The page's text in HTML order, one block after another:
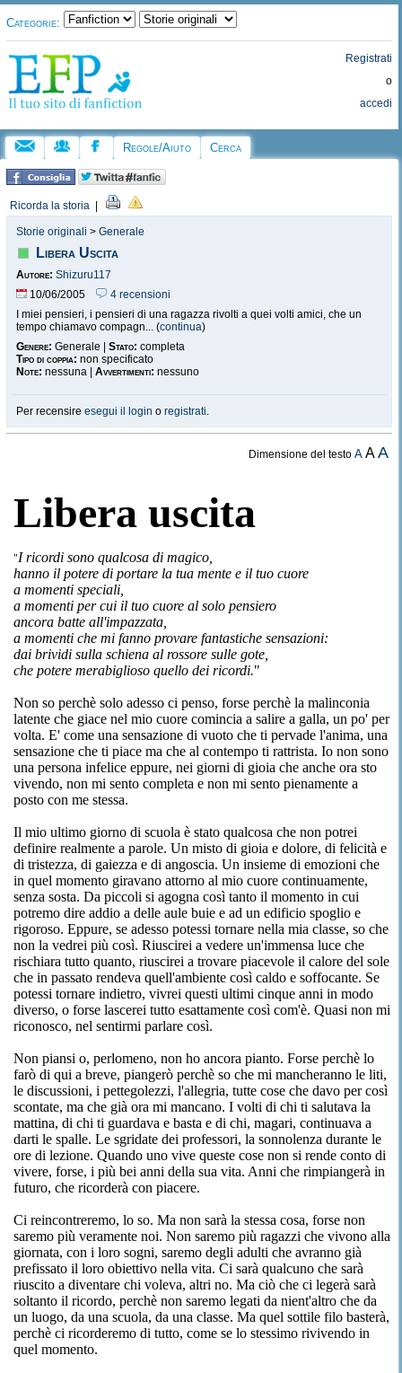
Categorie:
Registrati
o
accedi
Regole/Aiuto Cerca
Ricorda la storia
Storie originali > Generale
Libera Uscita
Autore: Shizuru117
10/06/2005
4 recensioni
I miei pensieri, i pensieri di una ragazza rivolti a quei volti amici, che un
tempo chiamavo compagn... (continua)
Genere: Generale | Stato: completa
Tipo di coppia: non specificato
Note: nessuna | Avvertimenti: nessuno
Per recensire esegui il login o registrati.
Dimensione del testoA AA
Libera uscita
"I ricordi sono qualcosa di magico,
hanno il potere di portare la tua mente e il tuo cuore
a momenti speciali,
a momenti per cui il tuo cuore al solo pensiero
ancora batte all'impazzata,
a momenti che mi fanno provare fantastiche sensazioni:
dai brividi sulla schiena al rossore sulle gote,
che potere merabiglioso quello dei ricordi."
Non so perchè solo adesso ci penso, forse perchè la malinconia
latente che giace nel mio cuore comincia a salire a galla, un po' per
volta. E' come una sensazione di vuoto che ti pervade l'anima, una
sensazione che ti piace ma che al contempo ti rattrista. Io non sono
una persona infelice eppure, nei giorni di gioia che anche ora sto
vivendo, non mi sento completa e non mi sento pienamente a
posto con me stessa.
Il mio ultimo giorno di scuola è stato qualcosa che non potrei
definire realmente a parole. Un misto di gioia e dolore, di felicità e
di tristezza, di gaiezza e di angoscia. Un insieme di emozioni che
in quel momento giravano attorno al mio cuore continuamente,
senza sosta. Da piccoli si agogna così tanto il momento in cui
potremo dire addio a delle aule buie e ad un edificio spoglio e
rigoroso. Eppure, se adesso potessi tornare nella mia classe, so che
non la vedrei più così. Riuscirei a vedere un'immensa luce che
rischiara tutto quanto, riuscirei a trovare piacevole il calore del sole
che in passato rendeva quell'ambiente così caldo e soffocante. Se
potessi tornare indietro, vivrei questi ultimi cinque anni in modo
diverso, o forse lascerei tutto esattamente così com'è. Quasi non mi
riconosco, nel sentirmi parlare così.
Non piansi o, perlomeno, non ho ancora pianto. Forse perchè lo
farò di qui a breve, piangerò perchè so che mi mancheranno le liti,
le discussioni, i pettegolezzi, l'allegria, tutte cose che davo per così
scontate, ma che già ora mi mancano. I volti di chi ti salutava la
mattina, di chi ti guardava e basta e di chi, magari, continuava a
darti le spalle. Le sgridate dei professori, la sonnolenza durante le
ore di lezione. Quando uno vive queste cose non si rende conto di
vivere, forse, i più bei anni della sua vita. Anni che rimpiangerà in
futuro, che ricorderà con piacere.
Ci reincontreremo, lo so. Ma non sarà la stessa cosa, forse non
saremo più veramente noi. Non saremo più ragazzi che vivono alla
giornata, con i loro sogni, saremo degli adulti che avranno già
prefissato il loro obiettivo nella vita. Ci sarà qualcuno che sarà
riuscito a diventare chi voleva, altri no. Ma ciò che ci legerà sarà
soltanto il ricordo, perchè non saremo legati da nient'altro che da
un luogo, da una scuola, da una classe. Ma quel sottile filo basterà,
perchè ci ricorderemo di tutto, come se lo stessimo rivivendo in
quel momento.